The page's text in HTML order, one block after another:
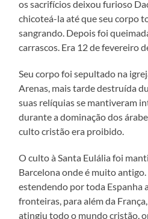
os sacrifícios deixou furioso
chicoteá-la até que seu corpo
sangrando. Depois foi
carrascos. Era 12 de fevereiro
Seu corpo foi sepultado na
Arenas, mais tarde destruída
suas relíquias se mantiveram
durante a dominação dos
culto cristão era proibido.
O culto à Santa Eulália foi
Barcelona onde é muito antigo.
estendendo por toda Espanha
fronteiras, para além da
atingiu todo o mundo cristão,